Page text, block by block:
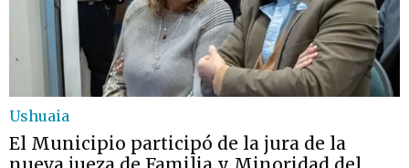
Ushuaia
El Municipio participó de la jura de la